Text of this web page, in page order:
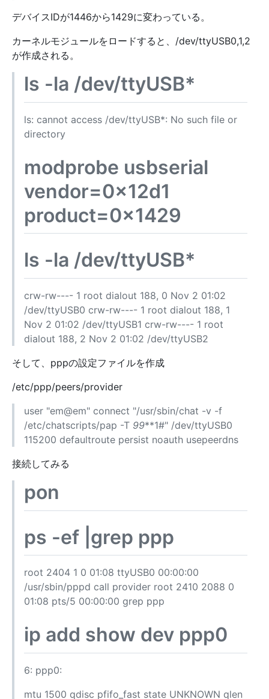
デバイスIDが1446から1429に変わっている。
カーネルモジュールをロードすると、/dev/ttyUSB0,1,2
が作成される。
ls -la /dev/ttyUSB*
ls: cannot access /dev/ttyUSB*: No such file or
directory
modprobe usbserial
vendor=0x12d1
product=0x1429
ls -la /dev/ttyUSB*
crw-rw---- 1 root dialout 188, 0 Nov 2 01:02
/dev/ttyUSB0 crw-rw---- 1 root dialout 188, 1
Nov 2 01:02 /dev/ttyUSB1 crw-rw---- 1 root
dialout 188, 2 Nov 2 01:02 /dev/ttyUSB2
そして、pppの設定ファイルを作成
/etc/ppp/peers/provider
user "em@em" connect "/usr/sbin/chat -v -f
/etc/chatscripts/pap -T 99**1#" /dev/ttyUSB0
115200 defaultroute persist noauth usepeerdns
接続してみる
pon
ps -ef |grep ppp
root 2404 1 0 01:08 ttyUSB0 00:00:00
/usr/sbin/pppd call provider root 2410 2088 0
01:08 pts/5 00:00:00 grep ppp
ip add show dev ppp0
6: ppp0:
mtu 1500 qdisc pfifo_fast state UNKNOWN qlen